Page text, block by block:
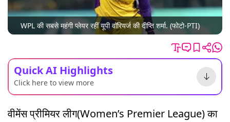
WPL की सबसे महंगी प्लेयर रहीं यूपी वॉरियर्ज की दीप्ति शर्मा. (फोटो-PTI)
Quick AI Highlights
Click here to view more
वीमेंस प्रीमियर लीग(Women’s Premier League) का